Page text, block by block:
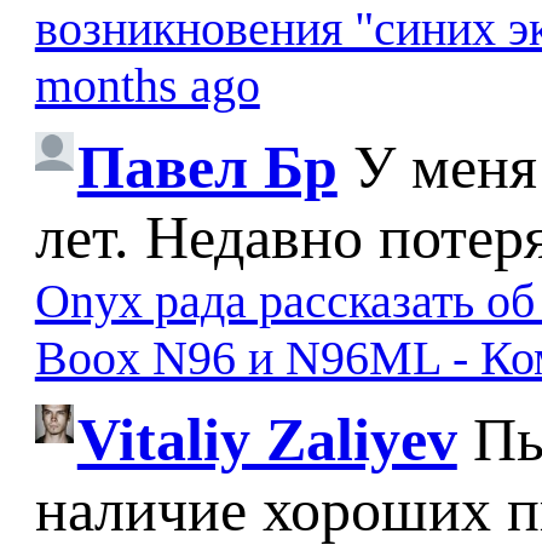
возникновения "синих
months ago
Павел Бр У меня
лет. Недавно
Onyx рада рассказать
Boox N96 и N96ML -
Vitaliy Zaliyev
наличие хороших